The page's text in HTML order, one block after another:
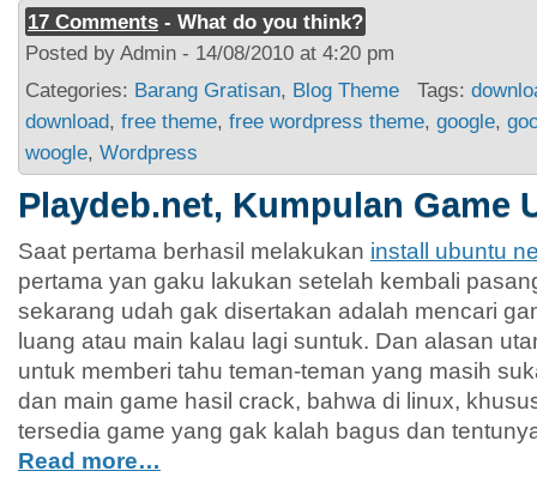
17 Comments - What do you think?
Posted by Admin - 14/08/2010 at 4:20 pm
Categories: Barang Gratisan, Blog Theme Tags:
download, free theme, free wordpress theme, google,
woogle, Wordpress
Playdeb.net, Kumpulan Game
Saat pertama berhasil melakukan install ubuntu
pertama yan gaku lakukan setelah kembali
sekarang udah gak disertakan adalah mencari
luang atau main kalau lagi suntuk. Dan alasan
untuk memberi tahu teman-teman yang masih
dan main game hasil crack, bahwa di linux,
tersedia game yang gak kalah bagus dan
Read more…